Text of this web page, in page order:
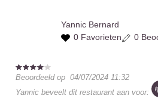
Yannic Bernard
0 Favorieten
0
Beoordeeld op04/07/2024 11:32
Yannic beveelt dit restaurant aan voor: